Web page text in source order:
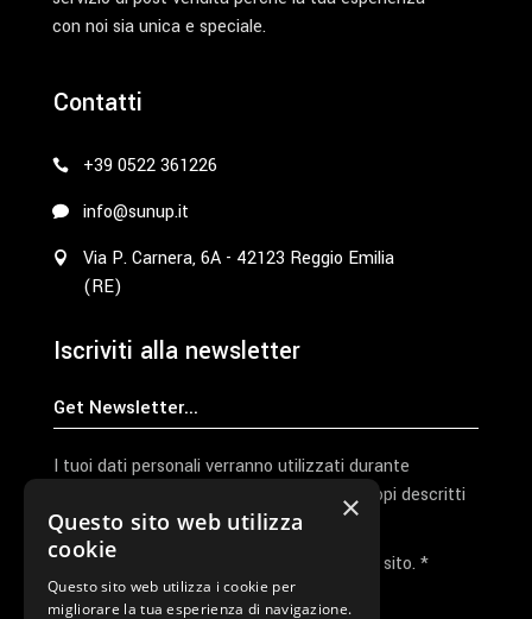
con noi sia unica e speciale.
Contatti
+39 0522 361226
info@sunup.it
Via P. Carnera, 6A - 42123 Reggio Emilia
(RE)
Iscriviti alla newsletter
I tuoi dati personali verranno utilizzati durante
l'elaborazione della richiesta e per altri scopi descritti
nella nostraprivacy policy
Ho letto e accetto la privacy policy del sito. *
×
Questo sito web utilizza
cookie
Questo sito web utilizza i cookie per
migliorare la tua esperienza di navigazione.